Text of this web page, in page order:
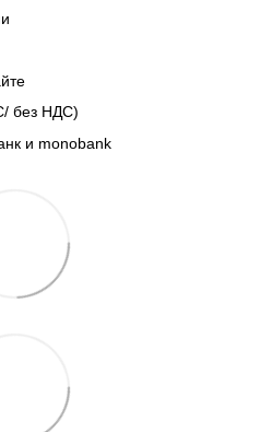
без НДС)
и monobank